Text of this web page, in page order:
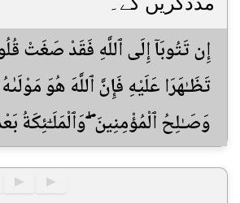
إِن تَتُوبَآ إِلَى ٱللَّهِ فَقَدْ صَغَتْ
تَظَـٰهَرَا عَلَيْهِ فَإِنَّ ٱللَّهَ هُوَ
وَصَـٰلِحُ ٱلْمُؤْمِنِينَ ۖ وَٱلْمَلَـٰٓئِكَةُ
▶
▶